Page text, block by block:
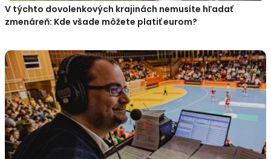
V týchto dovolenkových krajinách nemusíte hľadať
zmenáreň: Kde všade môžete platiť eurom?